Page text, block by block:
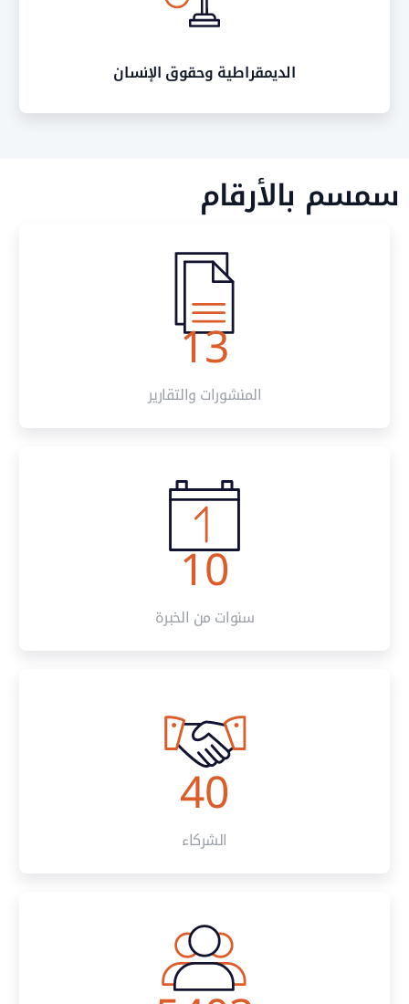
الديمقراطية وحقوق الإنسان
بالأرقام
13
المنشورات والتقارير
10
سنوات من الخبرة